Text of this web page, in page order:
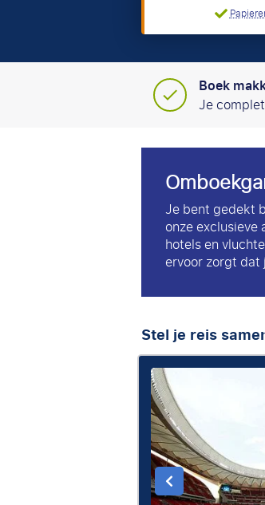
Boek
Je
Je bent gedekt
onze
hotels en
ervoor zorgt
Stel je reis